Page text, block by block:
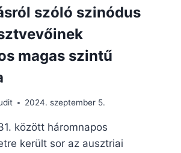
szóló szinódus
magas szintű
2024. szeptember 5.
között háromnapos
került sor az ausztriai